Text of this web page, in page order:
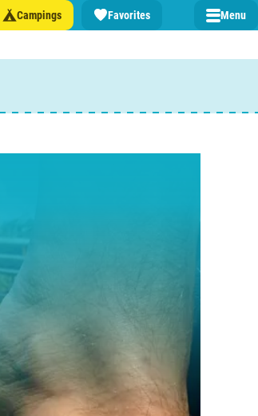
Campings Favorites Menu
...